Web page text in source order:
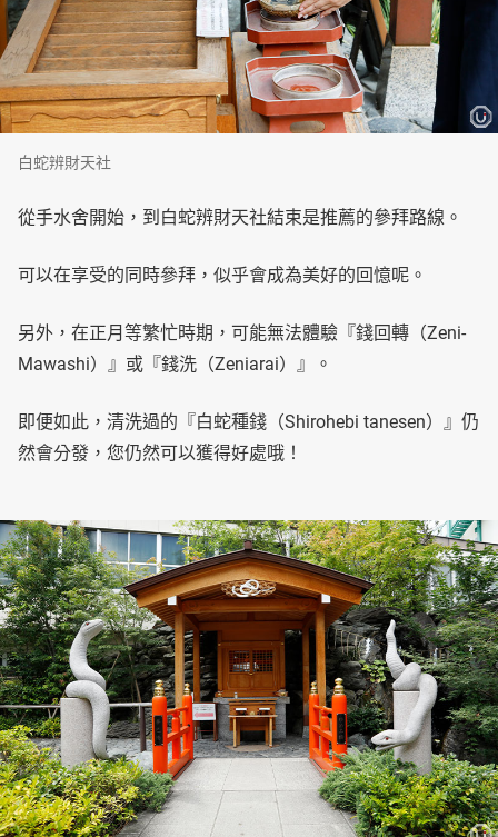
白蛇辨財天社
從手水舍開始，到白蛇辨財天社結束是推薦的參拜路線。
可以在享受的同時參拜，似乎會成為美好的回憶呢。
另外，在正月等繁忙時期，可能無法體驗『錢回轉（Zeni-
Mawashi）』或『錢洗（Zeniarai）』。
即便如此，清洗過的『白蛇種錢（Shirohebi tanesen）』仍
然會分發，您仍然可以獲得好處哦！